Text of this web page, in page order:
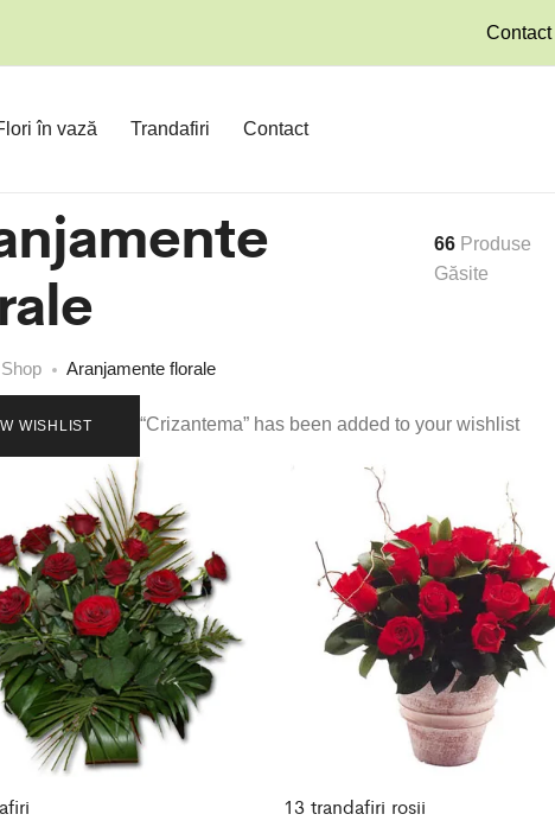
Contact
în vază Trandafiri Contact
Shop Aranjamente florale
66 Produse
Găsite
WISHLIST “Crizantema” has been added to your wishlist
13 trandafiri rosii